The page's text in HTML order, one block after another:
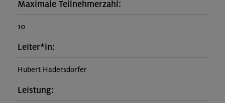
Maximale Teilnehmerzahl:
10
Leiter*in:
Hubert Hadersdorfer
Leistung: